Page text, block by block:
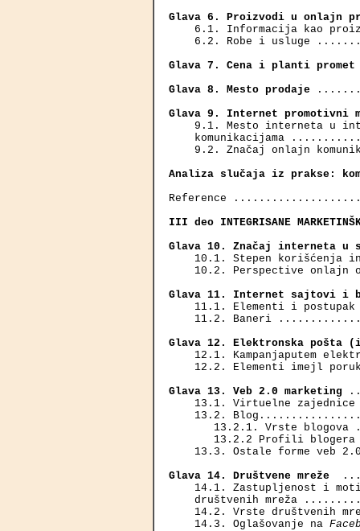
Glava 6. Proizvodi u onlajn
6.1. Informacija kao
6.2. Robe i usluge
Glava 7. Cena i planti promet
Glava 8. Mesto prodaje
Glava 9. Internet promotivni
9.1. Mesto interneta u
komunikacijama
9.2. Značaj onlajn
Analiza slučaja iz prakse:
Reference
III deo INTEGRISANE
Glava 10. Značaj interneta u
10.1. Stepen korišćenja
10.2. Perspective onlajn
Glava 11. Internet sajtovi i
11.1. Elementi i
11.2. Baneri
Glava 12. Elektronska pošta
12.1. Kampanjaputem
12.2. Elementi imejl
Glava 13. Veb 2.0 marketing
13.1. Virtuelne
13.2.
13.2.1. Vrste blogova
13.2.2 Profili
13.3. Ostale forme veb
Glava 14. Društvene mreže
14.1. Zastupljenost i
društvenih mreža
14.2. Vrste društvenih
    14.3. Oglašovanje na